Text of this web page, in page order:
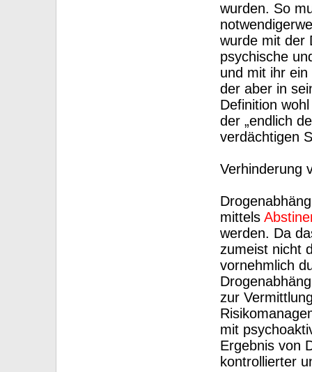
wurden. So
wurde mit der
psychische
und mit ihr
der aber in
Definition
der „endlich
verdächtigen
Verhinderung
mittels
werden. Da
zumeist nicht
vornehmlich
zur
mit
Ergebnis von
kontrollierter